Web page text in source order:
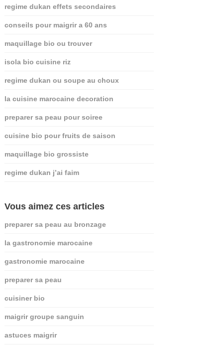
regime dukan effets secondaires
conseils pour maigrir a 60 ans
maquillage bio ou trouver
isola bio cuisine riz
regime dukan ou soupe au choux
la cuisine marocaine decoration
preparer sa peau pour soiree
cuisine bio pour fruits de saison
maquillage bio grossiste
regime dukan j’ai faim
Vous aimez ces articles
preparer sa peau au bronzage
la gastronomie marocaine
gastronomie marocaine
preparer sa peau
cuisiner bio
maigrir groupe sanguin
astuces maigrir